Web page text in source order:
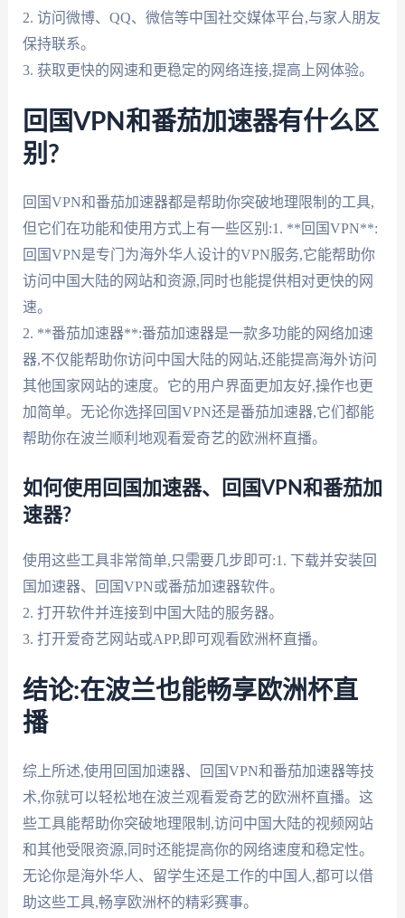
2. 访问微博、QQ、微信等中国社交媒体平台,与家人朋友
保持联系。
3. 获取更快的网速和更稳定的网络连接,提高上网体验。
回国VPN和番茄加速器有什么区
别?
回国VPN和番茄加速器都是帮助你突破地理限制的工具,
但它们在功能和使用方式上有一些区别:1. **回国VPN**:
回国VPN是专门为海外华人设计的VPN服务,它能帮助你
访问中国大陆的网站和资源,同时也能提供相对更快的网
速。
2. **番茄加速器**:番茄加速器是一款多功能的网络加速
器,不仅能帮助你访问中国大陆的网站,还能提高海外访问
其他国家网站的速度。它的用户界面更加友好,操作也更
加简单。无论你选择回国VPN还是番茄加速器,它们都能
帮助你在波兰顺利地观看爱奇艺的欧洲杯直播。
如何使用回国加速器、回国VPN和番茄加
速器?
使用这些工具非常简单,只需要几步即可:1. 下载并安装回
国加速器、回国VPN或番茄加速器软件。
2. 打开软件并连接到中国大陆的服务器。
3. 打开爱奇艺网站或APP,即可观看欧洲杯直播。
结论:在波兰也能畅享欧洲杯直
播
综上所述,使用回国加速器、回国VPN和番茄加速器等技
术,你就可以轻松地在波兰观看爱奇艺的欧洲杯直播。这
些工具能帮助你突破地理限制,访问中国大陆的视频网站
和其他受限资源,同时还能提高你的网络速度和稳定性。
无论你是海外华人、留学生还是工作的中国人,都可以借
助这些工具,畅享欧洲杯的精彩赛事。